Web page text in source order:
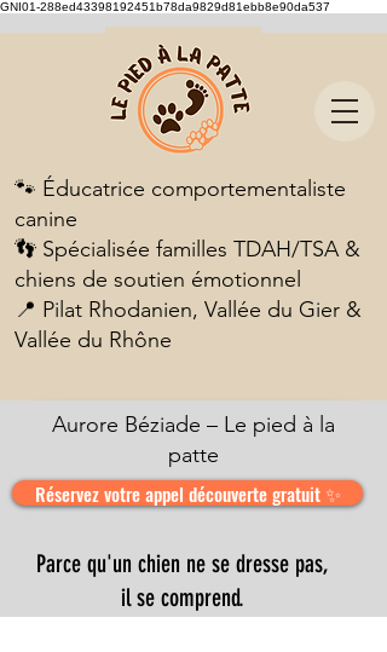
GNI01-288ed43398192451b78da9829d81ebb8e90da537
🐾 Éducatrice comportementaliste
canine
👣 Spécialisée familles TDAH/TSA &
chiens de soutien émotionnel
📍 Pilat Rhodanien, Vallée du Gier &
Vallée du Rhône
Parce qu'un chien ne se dresse pas,
il se comprend.​
Aurore Béziade – Le pied à la
patte
Réservez votre appel découverte gratuit ✨